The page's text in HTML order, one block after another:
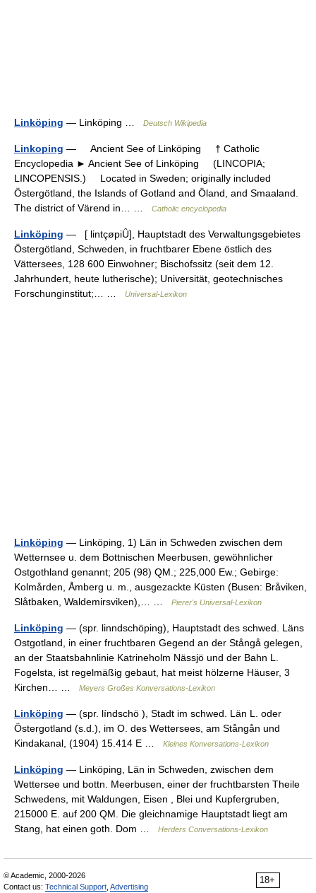
Linköping — Linköping … Deutsch Wikipedia
Linkoping — Ancient See of Linköping † Catholic
Encyclopedia ► Ancient See of Linköping (LINCOPIA;
LINCOPENSIS.) Located in Sweden; originally included
Östergötland, the Islands of Gotland and Öland, and Smaaland.
The district of Värend in… …
Catholic encyclopedia
Linköping — [ lintçøpiȖ], Hauptstadt des Verwaltungsgebietes
Östergötland, Schweden, in fruchtbarer Ebene östlich des
Vättersees, 128 600 Einwohner; Bischofssitz (seit dem 12.
Jahrhundert, heute lutherische); Universität, geotechnisches
Forschunginstitut;… …
Universal-Lexikon
Linköping — Linköping, 1) Län in Schweden zwischen dem
Wetternsee u. dem Bottnischen Meerbusen, gewöhnlicher
Ostgothland genannt; 205 (98) QM.; 225,000 Ew.; Gebirge:
Kolmården, Åmberg u. m., ausgezackte Küsten (Busen: Bråviken,
Slåtbaken, Waldemirsviken),… …
Pierer's Universal-Lexikon
Linköping — (spr. linndschöping), Hauptstadt des schwed. Läns
Ostgotland, in einer fruchtbaren Gegend an der Stångå gelegen,
an der Staatsbahnlinie Katrineholm Nässjö und der Bahn L.
Fogelsta, ist regelmäßig gebaut, hat meist hölzerne Häuser, 3
Kirchen… …
Meyers Großes Konversations-Lexikon
Linköping — (spr. líndschö ), Stadt im schwed. Län L. oder
Östergotland (s.d.), im O. des Wettersees, am Stångån und
Kindakanal, (1904) 15.414 E …
Kleines Konversations-Lexikon
Linköping — Linköping, Län in Schweden, zwischen dem
Wettersee und bottn. Meerbusen, einer der fruchtbarsten Theile
Schwedens, mit Waldungen, Eisen , Blei und Kupfergruben,
215000 E. auf 200 QM. Die gleichnamige Hauptstadt liegt am
Stang, hat einen goth. Dom …
Herders Conversations-Lexikon
18+
© Academic, 2000-2026
Contact us: Technical Support Advertising